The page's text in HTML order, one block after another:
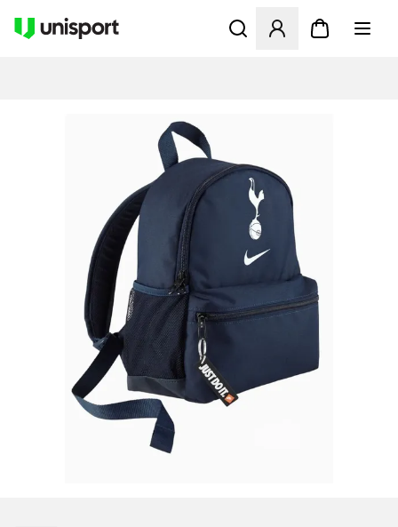
Åbner en Modal til at